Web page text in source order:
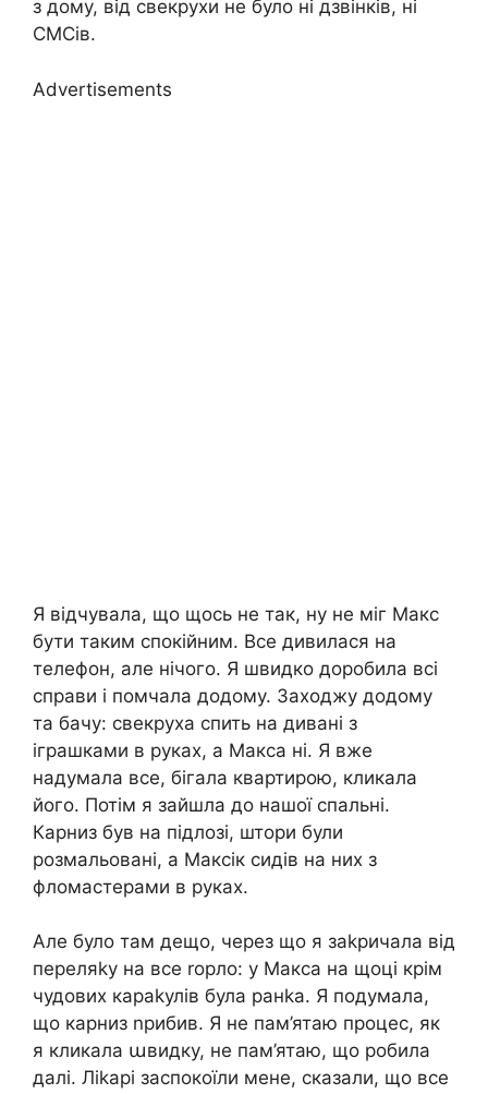
з дому, від свекрухи не було ні дзвінків, ні
СМСів.
Advertisements
Я відчувала, що щось не так, ну не міг Макс
бути таким спокійним. Все дивилася на
телефон, але нічого. Я швидко доробила всі
справи і помчала додому. Заходжу додому
та бачу: свекруха спить на дивані з
іграшками в руках, а Макса ні. Я вже
надумала все, бігала квартирою, кликала
його. Потім я зайшла до нашої спальні.
Карниз був на підлозі, штори були
розмальовані, а Максік сидів на них з
фломастерами в руках.
Але було там дещо, через що я заkричала від
переляkу на все rорло: у Макса на щоці крім
чудових караkулів була ранkа. Я подумала,
що карниз nрибив. Я не пам’ятаю процес, як
я кликала աвидку, не пам’ятаю, що робила
далі. Ліkарі заспокоїли мене, сказали, що все